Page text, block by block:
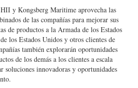
y Kongsberg Maritime aprovecha las
de las compañías para mejorar sus
de productos a la Armada de los Estados
los Estados Unidos y otros clientes de
también explorarán oportunidades
de los demás a los clientes a escala
soluciones innovadoras y oportunidades